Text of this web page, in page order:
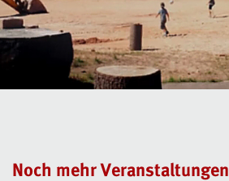
Noch mehr Veranstaltungen